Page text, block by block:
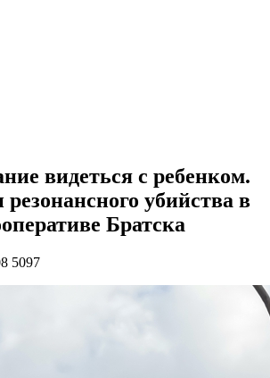
видеться с ребенком.
убийства в
Братска
5097